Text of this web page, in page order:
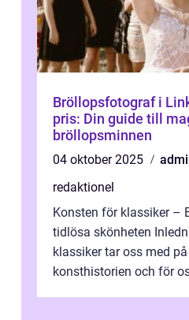
Bröllopsfotograf i
pris: Din guide till
bröllopsminnen
04 oktober 2025
redaktionel
Konsten för klassiker –
tidlösa skönheten
klassiker tar oss med
konsthistorien och för